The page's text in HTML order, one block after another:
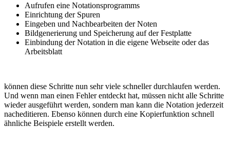
Aufrufen eine Notationsprogramms
Einrichtung der Spuren
Eingeben und Nachbearbeiten der Noten
Bildgenerierung und Speicherung auf der Festplatte
Einbindung der Notation in die eigene Webseite oder das
Arbeitsblatt
können diese Schritte nun sehr viele schneller durchlaufen werden.
Und wenn man einen Fehler entdeckt hat, müssen nicht alle Schritte
wieder ausgeführt werden, sondern man kann die Notation jederzeit
nacheditieren. Ebenso können durch eine Kopierfunktion schnell
ähnliche Beispiele erstellt werden.